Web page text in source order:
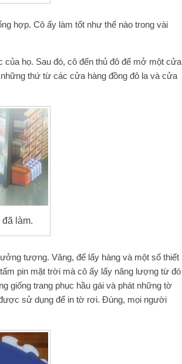
hợp. Cô ấy làm tốt như thế nào trong vài
họ. Sau đó, cô đến thủ đô để mở một cửa
thứ từ các cửa hàng đồng đô la và cửa
làm.
tượng. Vâng, để lấy hàng và một số thiết
pin mặt trời mà cô ấy lấy năng lượng từ đó
giống trang phục hầu gái và phát những tờ
sử dụng để in tờ rơi. Đúng, mọi người